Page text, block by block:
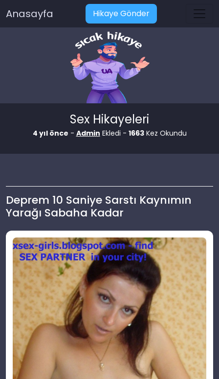
Anasayfa Hikaye Gönder
Sex Hikayeleri
4 yıl önce - Admin Ekledi - 1663Kez Okundu
Deprem 10 Saniye Sarstı Kaynımın
Yarağı Sabaha Kadar